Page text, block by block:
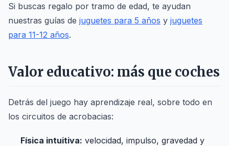
Si buscas regalo por tramo de edad, te ayudan
nuestras guías de juguetes para 5 años y juguetes
para 11-12 años.
Valor educativo: más que coches
Detrás del juego hay aprendizaje real, sobre todo en
los circuitos de acrobacias:
Física intuitiva: velocidad, impulso, gravedad y